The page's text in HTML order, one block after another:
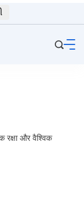
और वैश्विक